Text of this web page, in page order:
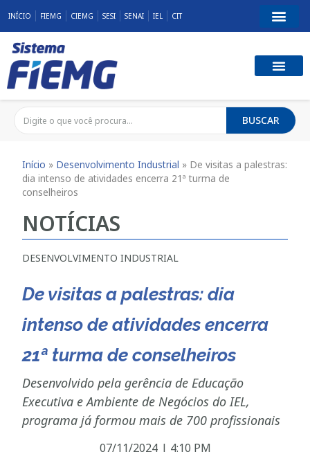
INÍCIO FIEMG CIEMG SESI SENAI IEL CIT
BUSCAR
Início » Desenvolvimento Industrial » De visitas a palestras:
dia intenso de atividades encerra 21ª turma de
conselheiros
NOTÍCIAS
DESENVOLVIMENTO INDUSTRIAL
De visitas a palestras: dia
intenso de atividades encerra
21ª turma de conselheiros
Desenvolvido pela gerência de Educação
Executiva e Ambiente de Negócios do IEL,
programa já formou mais de 700 profissionais
07/11/2024 | 4:10 PM